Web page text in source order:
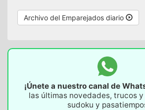
Archivo del Emparejados diario
¡Únete a nuestro canal de
las últimas novedades, trucos
sudoku y